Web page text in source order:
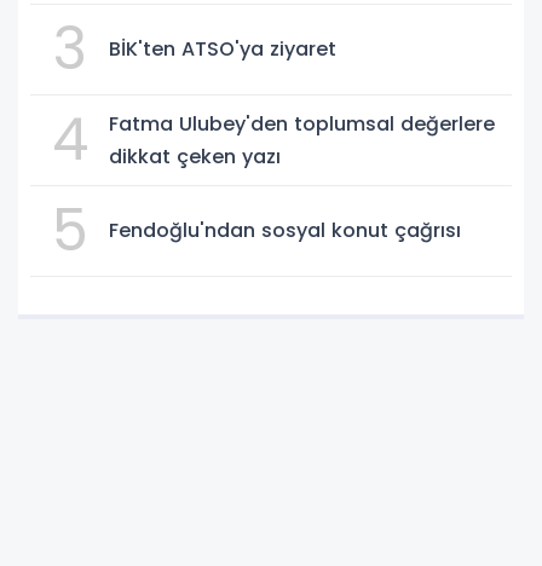
3 BİK'ten ATSO'ya ziyaret
4
Fatma Ulubey'den toplumsal değerlere
dikkat çeken yazı
5 Fendoğlu'ndan sosyal konut çağrısı